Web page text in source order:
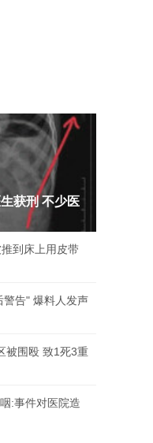
获刑 不少医
到床上用皮带
警告" 爆料人发声
被围殴 致1死3重
:事件对医院造